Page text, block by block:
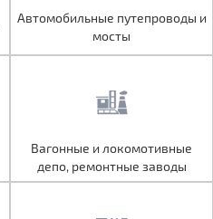
Автомобильные путепроводы и
мосты
Вагонные и локомотивные
Автомобильные путепроводы и
мосты
Вагонные и локомотивные
депо, ремонтные заводы